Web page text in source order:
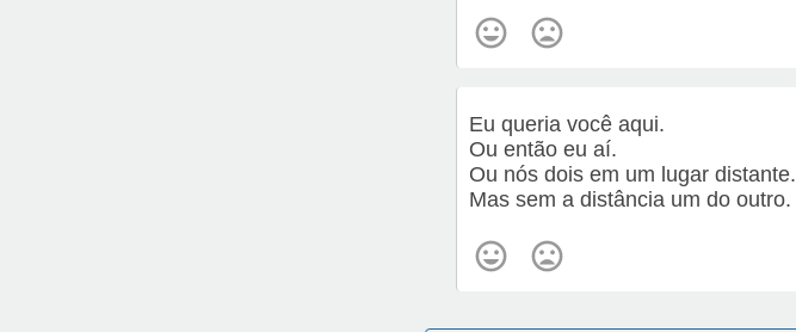
Eu queria você aqui.
Ou então eu aí.
Ou nós dois em um lugar distante.
Mas sem a distância um do outro.